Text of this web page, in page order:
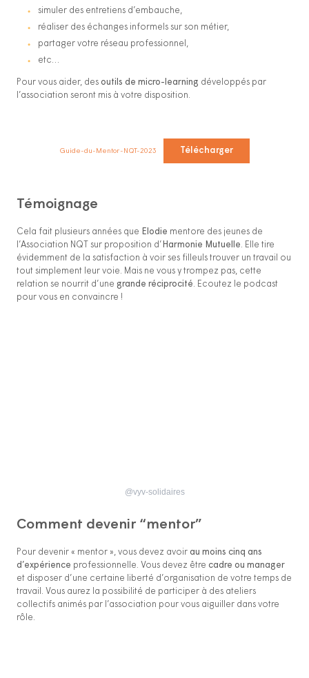
simuler des entretiens d’embauche,
réaliser des échanges informels sur son métier,
partager votre réseau professionnel,
etc…
Pour vous aider, des outils de micro-learning développés par
l’association seront mis à votre disposition.
Guide-du-Mentor-NQT-2023 Télécharger
Témoignage
Cela fait plusieurs années que Elodie mentore des jeunes de
l’Association NQT sur proposition d’ Harmonie Mutuelle. Elle tire
évidemment de la satisfaction à voir ses filleuls trouver un travail ou
tout simplement leur voie. Mais ne vous y trompez pas, cette
relation se nourrit d’une grande réciprocité. Ecoutez le podcast
pour vous en convaincre !
@vyv-solidaires
Comment devenir “mentor”
Pour devenir « mentor », vous devez avoir au moins cinq ans
d’expérience professionnelle. Vous devez être cadre ou manager
et disposer d’une certaine liberté d’organisation de votre temps de
travail. Vous aurez la possibilité de participer à des ateliers
collectifs animés par l’association pour vous aiguiller dans votre
rôle.